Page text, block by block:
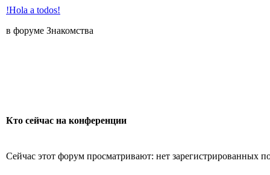
!Hola a todos!
в форуме Знакомства
Кто сейчас на конференции
Сейчас этот форум просматривают: нет зарегистрированных